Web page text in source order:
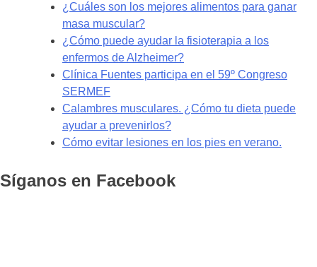
¿Cuáles son los mejores alimentos para ganar
masa muscular?
¿Cómo puede ayudar la fisioterapia a los
enfermos de Alzheimer?
Clínica Fuentes participa en el 59º Congreso
SERMEF
Calambres musculares. ¿Cómo tu dieta puede
ayudar a prevenirlos?
Cómo evitar lesiones en los pies en verano.
Síganos en Facebook